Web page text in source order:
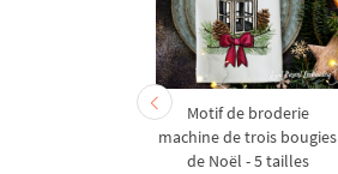
Motif de broderie
machine de trois bougies
de Noël - 5 tailles